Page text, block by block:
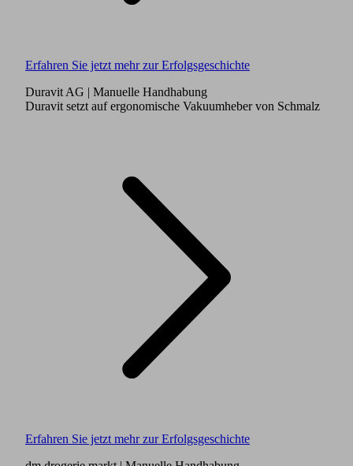
Erfahren Sie jetzt mehr zur Erfolgsgeschichte
Duravit AG | Manuelle Handhabung
Duravit setzt auf ergonomische Vakuumheber von Schmalz
Erfahren Sie jetzt mehr zur Erfolgsgeschichte